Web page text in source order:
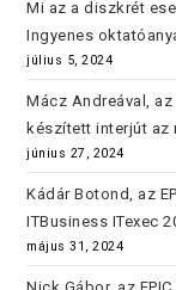
Mi az a diszkrét
Ingyenes
július 5, 2024
Mácz Andreával,
készített interjút az
június 27, 2024
Kádár Botond, az
ITBusiness ITexec
május 31, 2024